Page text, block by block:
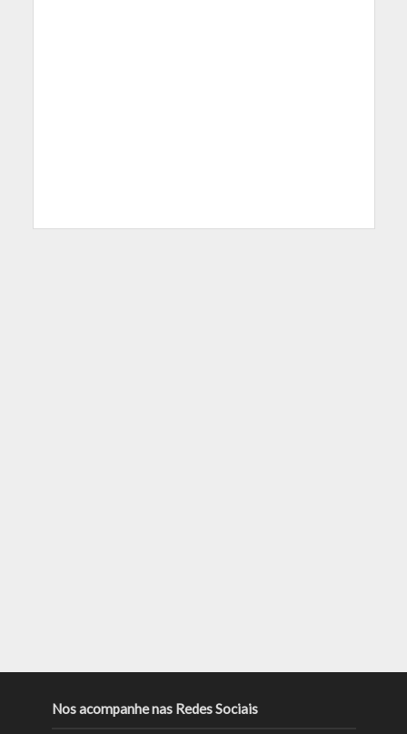
Nos acompanhe nas Redes Sociais